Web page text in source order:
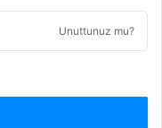
Unuttunuz mu?